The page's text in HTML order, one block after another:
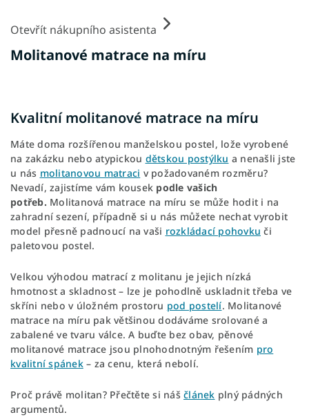
Molitanové matrace na míru
Otevřít nákupního asistenta
Kvalitní molitanové matrace na míru
Máte doma rozšířenou manželskou postel, lože vyrobené
na zakázku nebo atypickou dětskou postýlku a nenašli jste
u nás molitanovou matraci v požadovaném rozměru?
Nevadí, zajistíme vám kousek podle vašich
potřeb. Molitanová matrace na míru se může hodit i na
zahradní sezení, případně si u nás můžete nechat vyrobit
model přesně padnoucí na vaši rozkládací pohovku či
paletovou postel.
Velkou výhodou matrací z molitanu je jejich nízká
hmotnost a skladnost – lze je pohodlně uskladnit třeba ve
skříni nebo v úložném prostoru pod postelí. Molitanové
matrace na míru pak většinou dodáváme srolované a
zabalené ve tvaru válce. A buďte bez obav, pěnové
molitanové matrace jsou plnohodnotným řešením pro
kvalitní spánek– za cenu, která nebolí.
Proč právě molitan? Přečtěte si náš článek plný pádných
argumentů.